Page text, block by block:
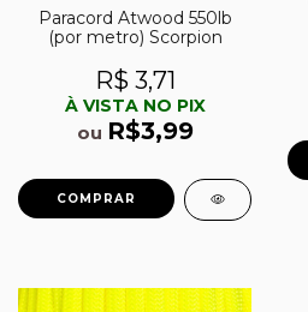
Paracord Atwood 550lb
(por metro) Scorpion
R$ 3,71
À VISTA NO PIX
ou R$3,99